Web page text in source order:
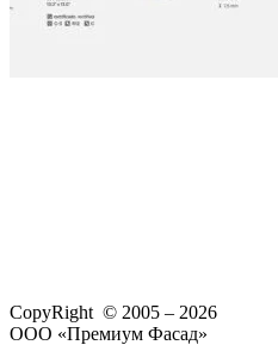
CopyRight © 2005 – 2026
ООО «Премиум Фасад»